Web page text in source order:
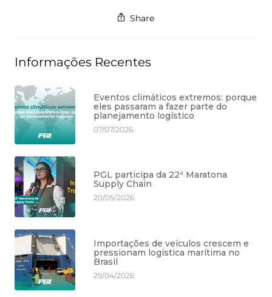
Share
Informações Recentes
Eventos climáticos extremos: porque
eles passaram a fazer parte do
planejamento logístico
07/07/2026
PGL participa da 22ª Maratona
Supply Chain
20/05/2026
Importações de veículos crescem e
pressionam logística marítima no
Brasil
29/04/2026